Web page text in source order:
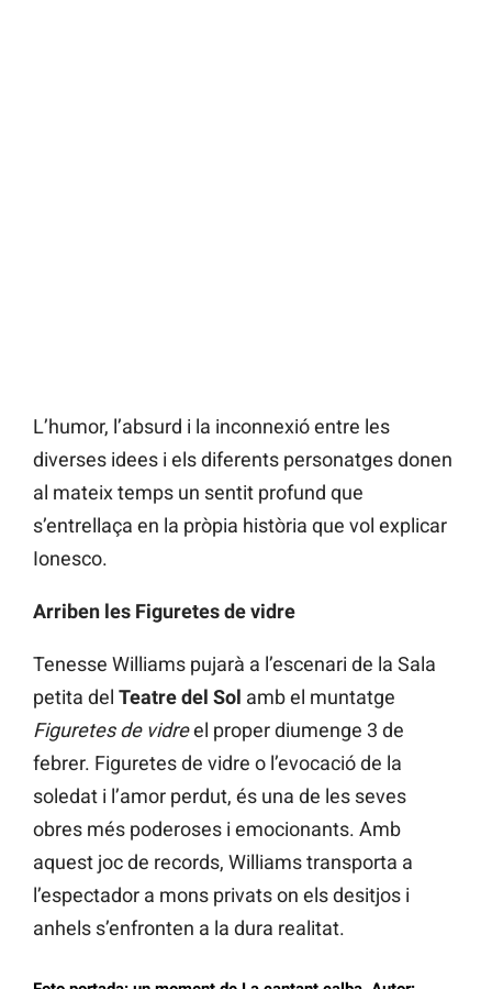
L’humor, l’absurd i la inconnexió entre les
diverses idees i els diferents personatges donen
al mateix temps un sentit profund que
s’entrellaça en la pròpia història que vol explicar
Ionesco.
Arriben les Figuretes de vidre
Tenesse Williams pujarà a l’escenari de la Sala
petita del Teatre del Sol amb el muntatge
Figuretes de vidreel proper diumenge 3 de
febrer. Figuretes de vidre o l’evocació de la
soledat i l’amor perdut, és una de les seves
obres més poderoses i emocionants. Amb
aquest joc de records, Williams transporta a
l’espectador a mons privats on els desitjos i
anhels s’enfronten a la dura realitat.